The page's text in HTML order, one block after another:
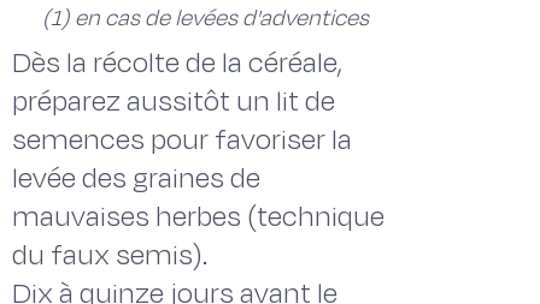
(1) en cas de levées d'adventices
Dès la récolte de la céréale,
préparez aussitôt un lit de
semences pour favoriser la
levée des graines de
mauvaises herbes (technique
du faux semis).
Dix à quinze jours avant le